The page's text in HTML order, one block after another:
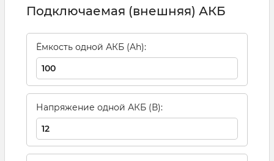
Подключаемая (внешняя) АКБ
Ёмкость одной АКБ (Ah):
Напряжение одной АКБ (В):